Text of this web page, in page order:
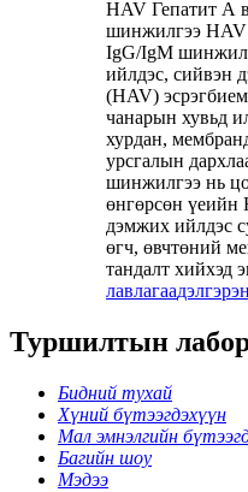
HAV Гепатит А
шинжилгээ
IgG/IgM
ийлдэс, сийвэн
(HAV)
чанарын хувьд
хурдан,
урсгалын
шинжилгээ нь
өнгөрсөн
дэмжих ийлдэс
өгч, өвчтөний
тандалт хийхэд
лавлагаа
Туршилтын
Бидний тухай
Хүний бүтээгдэхүүн
Мал эмнэлгийн
Багийн шоу
Мэдээ